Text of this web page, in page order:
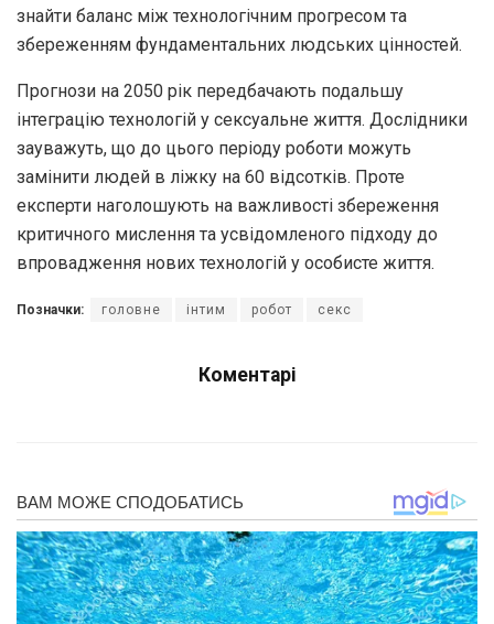
знайти баланс між технологічним прогресом та
збереженням фундаментальних людських цінностей.
Прогнози на 2050 рік передбачають подальшу
інтеграцію технологій у сексуальне життя. Дослідники
зауважуть, що до цього періоду роботи можуть
замінити людей в ліжку на 60 відсотків. Проте
експерти наголошують на важливості збереження
критичного мислення та усвідомленого підходу до
впровадження нових технологій у особисте життя.
Позначки: головне інтим робот секс
Коментарі